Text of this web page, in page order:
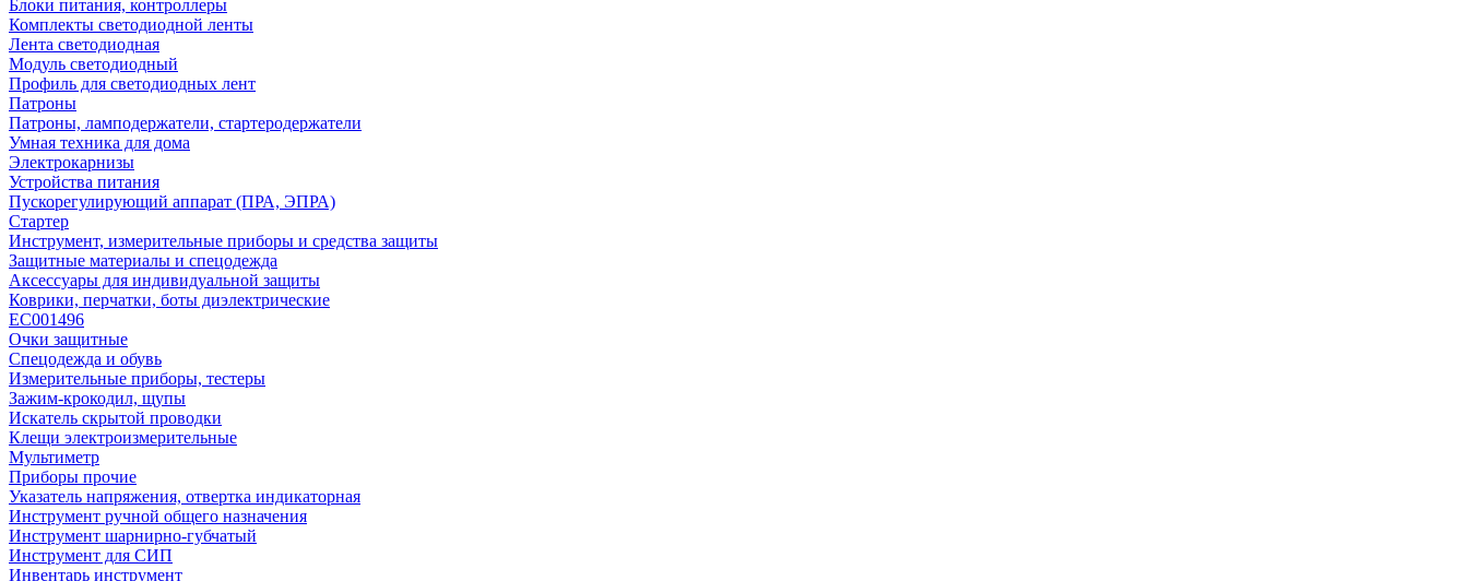
Блоки питания, контроллеры
Комплекты светодиодной ленты
Лента светодиодная
Модуль светодиодный
Профиль для светодиодных лент
Патроны
Патроны, ламподержатели, стартеродержатели
Умная техника для дома
Электрокарнизы
Устройства питания
Пускорегулирующий аппарат (ПРА, ЭПРА)
Стартер
Инструмент, измерительные приборы и средства защиты
Защитные материалы и спецодежда
Аксессуары для индивидуальной защиты
Коврики, перчатки, боты диэлектрические
EC001496
Очки защитные
Спецодежда и обувь
Измерительные приборы, тестеры
Зажим-крокодил, щупы
Искатель скрытой проводки
Клещи электроизмерительные
Мультиметр
Приборы прочие
Указатель напряжения, отвертка индикаторная
Инструмент ручной общего назначения
Инструмент шарнирно-губчатый
Инструмент для СИП
Инвентарь инструмент